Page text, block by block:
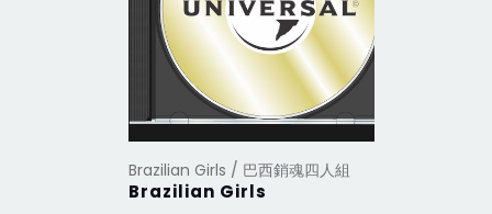
Brazilian Girls / 巴西銷魂四人組
Brazilian Girls